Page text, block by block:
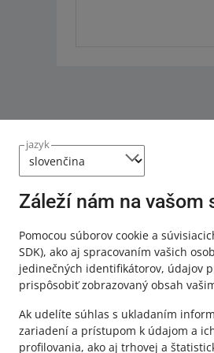
jazyk
Záleží nám na vašom
Pomocou súborov cookie a
SDK), ako aj spracovaním vašich
jedinečných identifikátorov, údajov
prispôsobiť zobrazovaný obsah
Ak udelíte súhlas s ukladaním
zariadení a prístupom k údajom a
profilovania, ako aj trhovej a
Táto stránka je dostupná aj v
o allegro.pl
polski
čeština